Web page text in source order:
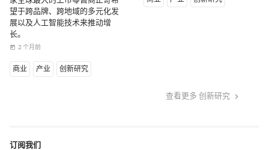
望于跨品牌、跨地域的多元化发
展以及人工智能技术来推动增
长。
today 2 个月前
商业 产业 创新研究
查看更多 创新研究 keyboard_arrow_right
订阅我们